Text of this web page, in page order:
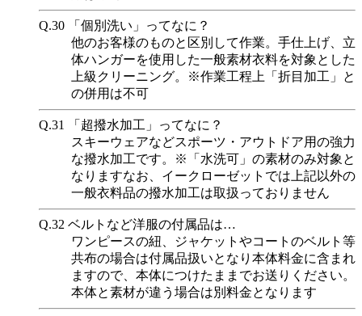
Q.30 「個別洗い」ってなに？
他のお客様のものと区別して作業。手仕上げ、立
体ハンガーを使用した一般素材衣料を対象とした
上級クリーニング。※作業工程上「折目加工」と
の併用は不可
Q.31
「超撥水加工」ってなに？
スキーウェアなどスポーツ・アウトドア用の強力
な撥水加工です。※「水洗可」の素材のみ対象と
なりますなお、イークローゼットでは上記以外の
一般衣料品の撥水加工は取扱っておりません
Q.32 ベルトなど洋服の付属品は…
ワンピースの紐、ジャケットやコートのベルト等
共布の場合は付属品扱いとなり本体料金に含まれ
ますので、本体につけたままでお送りください。
本体と素材が違う場合は別料金となります